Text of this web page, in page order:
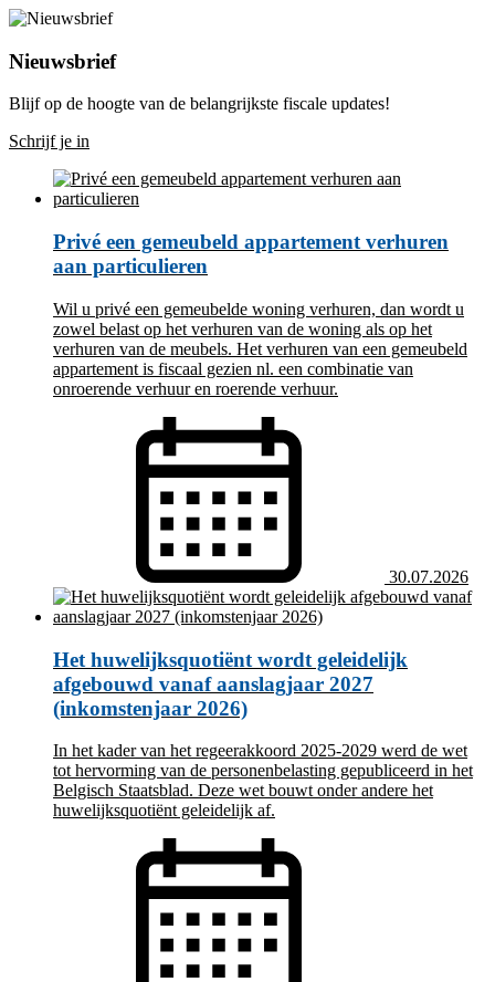
Nieuwsbrief
Blijf op de hoogte van de belangrijkste fiscale updates!
Schrijf je in
Privé een gemeubeld appartement verhuren
aan particulieren
Wil u privé een gemeubelde woning verhuren, dan wordt u
zowel belast op het verhuren van de woning als op het
verhuren van de meubels. Het verhuren van een gemeubeld
appartement is fiscaal gezien nl. een combinatie van
onroerende verhuur en roerende verhuur.
30.07.2026
Het huwelijksquotiënt wordt geleidelijk
afgebouwd vanaf aanslagjaar 2027
(inkomstenjaar 2026)
In het kader van het regeerakkoord 2025-2029 werd de wet
tot hervorming van de personenbelasting gepubliceerd in het
Belgisch Staatsblad. Deze wet bouwt onder andere het
huwelijksquotiënt geleidelijk af.